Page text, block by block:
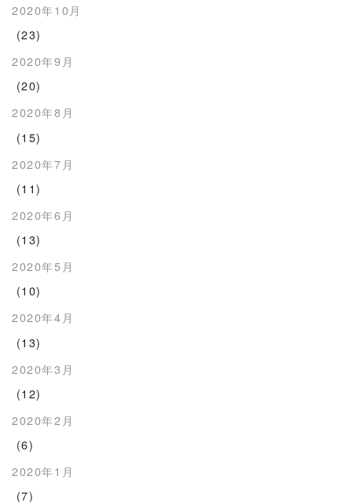
2020年10月
(23)
2020年9月
(20)
2020年8月
(15)
2020年7月
(11)
2020年6月
(13)
2020年5月
(10)
2020年4月
(13)
2020年3月
(12)
2020年2月
(6)
2020年1月
(7)